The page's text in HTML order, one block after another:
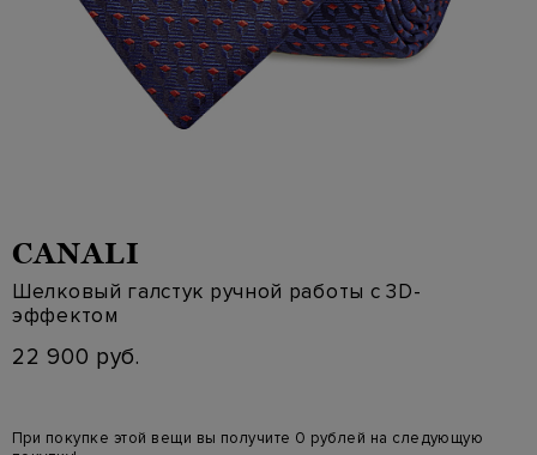
CANALI
Шелковый галстук ручной работы с 3D-
эффектом
22 900 руб.
При покупке этой вещи вы получите 0 рублей на следующую